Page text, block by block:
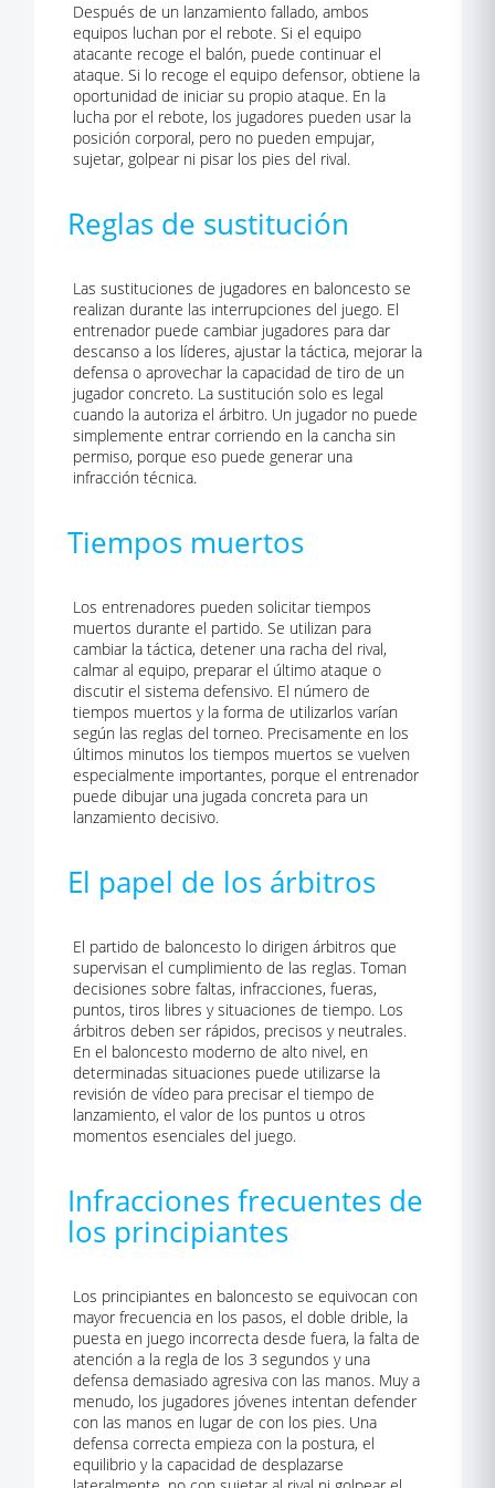
Después de un lanzamiento fallado, ambos
equipos luchan por el rebote. Si el equipo
atacante recoge el balón, puede continuar el
ataque. Si lo recoge el equipo defensor, obtiene la
oportunidad de iniciar su propio ataque. En la
lucha por el rebote, los jugadores pueden usar la
posición corporal, pero no pueden empujar,
sujetar, golpear ni pisar los pies del rival.
Reglas de sustitución
Las sustituciones de jugadores en baloncesto se
realizan durante las interrupciones del juego. El
entrenador puede cambiar jugadores para dar
descanso a los líderes, ajustar la táctica, mejorar la
defensa o aprovechar la capacidad de tiro de un
jugador concreto. La sustitución solo es legal
cuando la autoriza el árbitro. Un jugador no puede
simplemente entrar corriendo en la cancha sin
permiso, porque eso puede generar una
infracción técnica.
Tiempos muertos
Los entrenadores pueden solicitar tiempos
muertos durante el partido. Se utilizan para
cambiar la táctica, detener una racha del rival,
calmar al equipo, preparar el último ataque o
discutir el sistema defensivo. El número de
tiempos muertos y la forma de utilizarlos varían
según las reglas del torneo. Precisamente en los
últimos minutos los tiempos muertos se vuelven
especialmente importantes, porque el entrenador
puede dibujar una jugada concreta para un
lanzamiento decisivo.
El papel de los árbitros
El partido de baloncesto lo dirigen árbitros que
supervisan el cumplimiento de las reglas. Toman
decisiones sobre faltas, infracciones, fueras,
puntos, tiros libres y situaciones de tiempo. Los
árbitros deben ser rápidos, precisos y neutrales.
En el baloncesto moderno de alto nivel, en
determinadas situaciones puede utilizarse la
revisión de vídeo para precisar el tiempo de
lanzamiento, el valor de los puntos u otros
momentos esenciales del juego.
Infracciones frecuentes de
los principiantes
Los principiantes en baloncesto se equivocan con
mayor frecuencia en los pasos, el doble drible, la
puesta en juego incorrecta desde fuera, la falta de
atención a la regla de los 3 segundos y una
defensa demasiado agresiva con las manos. Muy a
menudo, los jugadores jóvenes intentan defender
con las manos en lugar de con los pies. Una
defensa correcta empieza con la postura, el
equilibrio y la capacidad de desplazarse